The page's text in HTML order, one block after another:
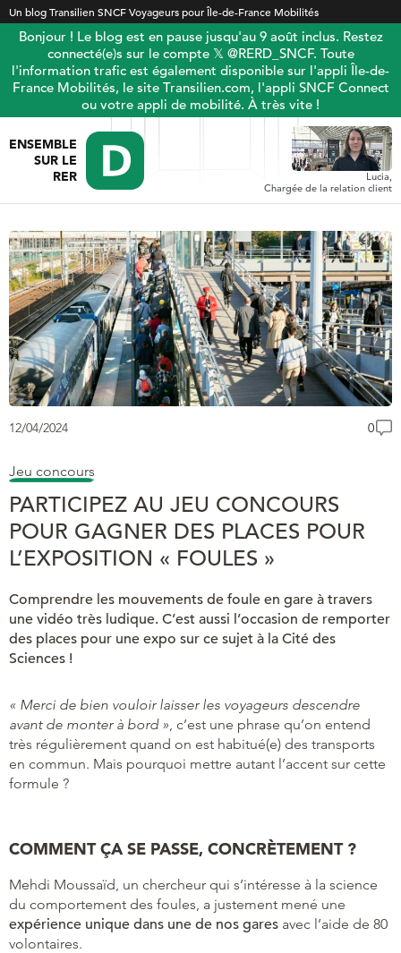
Un blog Transilien SNCF Voyageurs pour Île-de-France Mobilités
Bonjour ! Le blog est en pause jusqu'au 9 août inclus. Restez
connecté(e)s sur le compte 𝕏 @RERD_SNCF. Toute
l'information trafic est également disponible sur l'appli Île-de-
France Mobilités, le site Transilien.com, l'appli SNCF Connect
ou votre appli de mobilité. À très vite !
ENSEMBLE
SUR LE
RER
Lucia,
Chargée de la relation client
12/04/2024 0
Jeu concours
PARTICIPEZ AU JEU CONCOURS
POUR GAGNER DES PLACES POUR
L’EXPOSITION « FOULES »
Comprendre les mouvements de foule en gare à travers
une vidéo très ludique. C’est aussi l’occasion de remporter
des places pour une expo sur ce sujet à la Cité des
Sciences !
« Merci de bien vouloir laisser les voyageurs descendre
avant de monter à bord » , c’est une phrase qu’on entend
très régulièrement quand on est habitué(e) des transports
en commun. Mais pourquoi mettre autant l’accent sur cette
formule ?
COMMENT ÇA SE PASSE, CONCRÈTEMENT ?
Mehdi Moussaïd, un chercheur qui s’intéresse à la science
du comportement des foules, a justement mené une
expérience unique dans une de nos gares avec l’aide de 80
volontaires.